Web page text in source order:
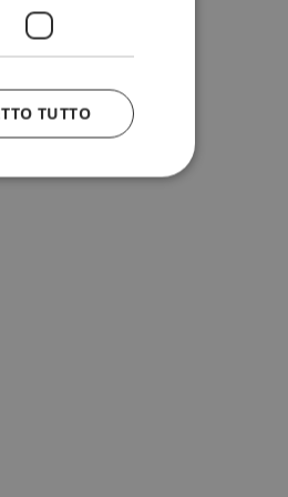
TUTTO
la gestione
viene
sua analisi dei